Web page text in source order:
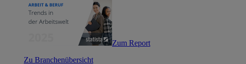
Zum Report
Zu Branchenübersicht